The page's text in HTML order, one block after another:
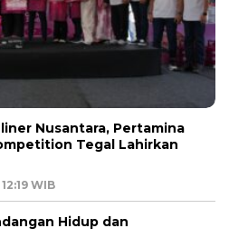
Nusantara, Pertamina
Tegal Lahirkan
WIB
Hidup dan